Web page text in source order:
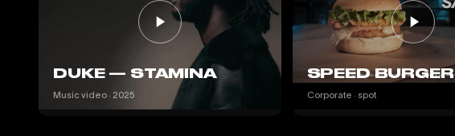
DUKE — STAMINA
Music video · 2025
SPEED BURGER
Corporate · spot